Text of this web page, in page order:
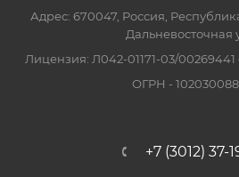
Адрес: 670047, Россия,
Дальневосточная
Лицензия: Л042-01171-03/00269441
ОГРН -
+7 (3012) 37-